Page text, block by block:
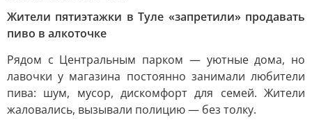
Жители пятиэтажки в Туле «запретили» продавать
пиво в алкоточке
Рядом с Центральным парком — уютные дома, но
лавочки у магазина постоянно занимали любители
пива: шум, мусор, дискомфорт для семей. Жители
жаловались, вызывали полицию — без толку.